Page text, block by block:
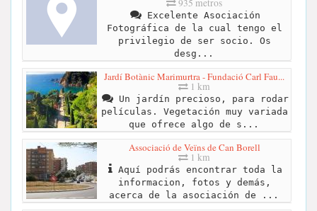
935 metros
Excelente Asociación
Fotográfica de la cual tengo el
privilegio de ser socio. Os
desg...
Jardí Botànic Marimurtra - Fundació Carl Fau...
1 km
Un jardín precioso, para rodar
películas. Vegetación muy variada
que ofrece algo de s...
Associació de Veïns de Can Borell
1 km
Aquí podrás encontrar toda la
informacion, fotos y demás,
acerca de la asociación de ...